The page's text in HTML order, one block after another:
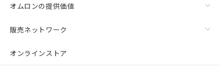
オムロンの提供価値
販売ネットワーク
オンラインストア